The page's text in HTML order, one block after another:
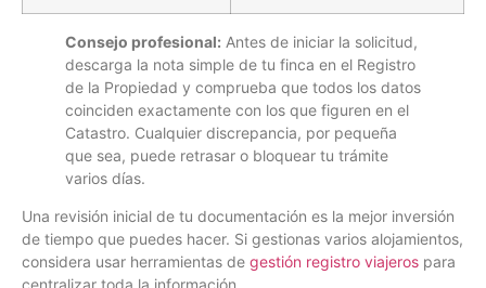
Consejo profesional: Antes de iniciar la solicitud,
descarga la nota simple de tu finca en el Registro
de la Propiedad y comprueba que todos los datos
coinciden exactamente con los que figuren en el
Catastro. Cualquier discrepancia, por pequeña
que sea, puede retrasar o bloquear tu trámite
varios días.
Una revisión inicial de tu documentación es la mejor inversión
de tiempo que puedes hacer. Si gestionas varios alojamientos,
considera usar herramientas de gestión registro viajeros para